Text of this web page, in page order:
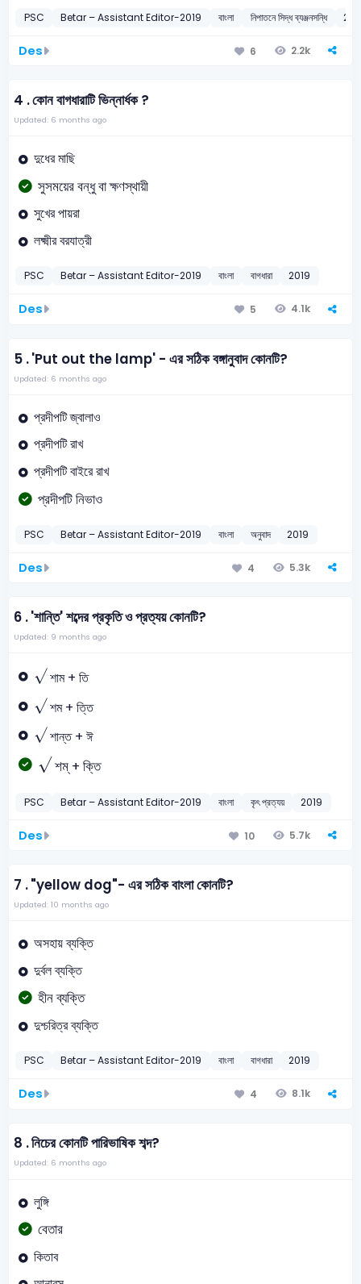
PSC Betar – Assistant Editor-2019 বাংলা নিপাতনে সিদ্ধ ব্যঞ্জনসন্ধি
Des 6 2.2k
4 .কোন বাগধারাটি ভিন্নার্ধক ?
Updated: 6 months ago
দুধের মাছি
সুসময়ের বন্ধু বা ক্ষণস্থায়ী
সুখের পায়রা
লক্ষ্মীর বরযাত্রী
PSC Betar – Assistant Editor-2019 বাংলা বাগধারা 2019
Des 5 4.1k
5 .'Put out the lamp' - এর সঠিক বঙ্গানুবাদ কোনটি?
Updated: 6 months ago
প্রদীপটি জ্বালাও
প্রদীপটি রাখ
প্রদীপটি বাইরে রাখ
প্রদীপটি নিভাও
PSC Betar – Assistant Editor-2019 বাংলা অনুবাদ 2019
Des 4 5.3k
6 .'শান্তি' শব্দের প্রকৃতি ও প্রত্যয় কোনটি?
Updated: 9 months ago
√শাম + তি
√শম + ত্তি
√শান্ত + ঈ
√শম্ + ক্তি
PSC Betar – Assistant Editor-2019 বাংলা কৃৎ প্রত্যয় 2019
Des 10 5.7k
7 ."yellow dog"- এর সঠিক বাংলা কোনটি?
Updated: 10 months ago
অসহায় ব্যক্তি
দুর্বল ব্যক্তি
হীন ব্যক্তি
দুশ্চরিত্র ব্যক্তি
PSC Betar – Assistant Editor-2019 বাংলা বাগধারা 2019
Des 4 8.1k
8 .নিচের কোনটি পারিভাষিক শব্দ?
Updated: 6 months ago
লুঙ্গি
বেতার
কিতাব